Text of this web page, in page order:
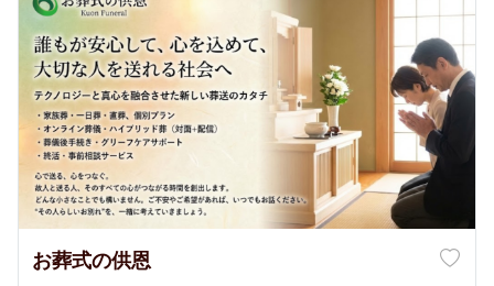
お葬式の供恩